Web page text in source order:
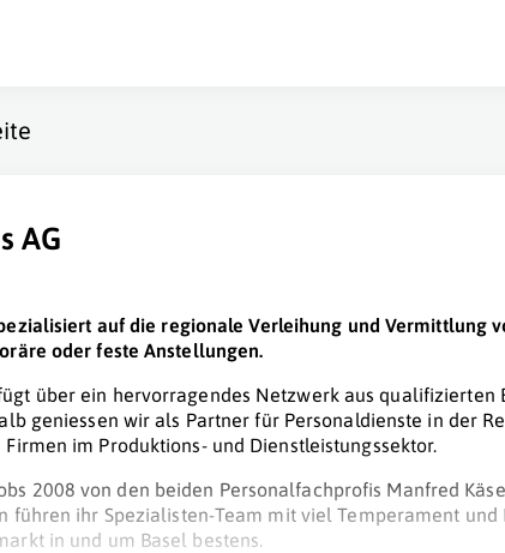
AG
auf die regionale Verleihung und Vermittlung
oder feste Anstellungen.
über ein hervorragendes Netzwerk aus qualifizierten
geniessen wir als Partner für Personaldienste in der
im Produktions- und Dienstleistungssektor.
2008 von den beiden Personalfachprofis Manfred
führen ihr Spezialisten-Team mit viel Temperament und
in und um Basel bestens.